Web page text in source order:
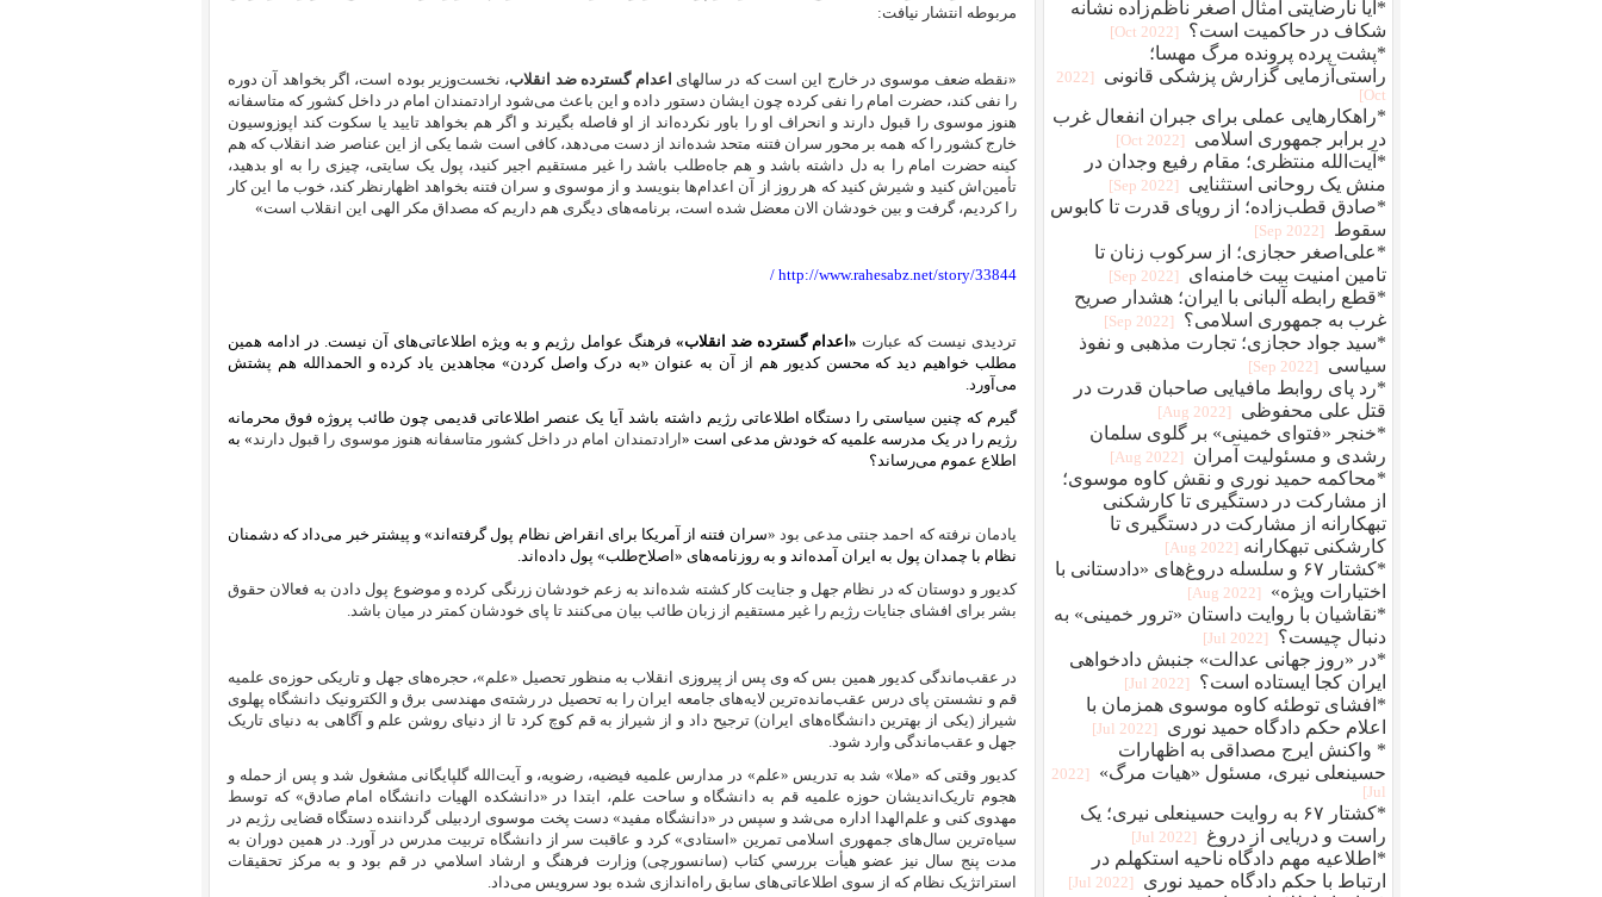
مربوطه انتشار نیافت:
«نقطه ضعف موسوی در خارج این است که در سالهای اعدام گسترده ضد انقلاب، نخست‌وزیر بوده است، اگر بخواهد آن دوره
را نفی کند، حضرت امام را نفی کرده چون ایشان دستور داده و این باعث می‌شود ارادتمندان امام در داخل کشور که متاسفانه
هنوز موسوی را قبول دارند و انحراف او را باور نکرده‌اند از او فاصله بگیرند و اگر هم بخواهد تایید یا سکوت کند اپوزوسیون
خارج کشور را که همه بر محور سران فتنه متحد شده‌اند از دست می‌دهد، کافی است شما یکی از این عناصر ضد انقلاب که هم
کینه حضرت امام را به دل داشته باشد و هم جاه‌طلب باشد را غیر مستقیم اجیر کنید، پول یک‌ سایتی، چیزی را به او بدهید،
تأمین‌اش کنید و شیرش کنید که هر روز از آن اعدام‌ها بنویسد و از موسوی و سران فتنه بخواهد اظهارنظر کند، خوب ما این کار
را کردیم، گرفت و بین خودشان الان معضل شده است، برنامه‌های دیگری هم داریم که مصداق مکر الهی این انقلاب است»
http://www.rahesabz.net/story/33844
/
تردیدی نیست که عبارت «اعدام گسترده ضد‌ انقلاب» فرهنگ عوامل رژیم و به ویژه اطلاعاتی‌های آن نیست. در ادامه همین
مطلب خواهیم دید که محسن کدیور هم از آن به عنوان «به درک واصل کردن» مجاهدین یاد کرده و الحمد‌الله هم پشتش
می‌آورد.
گیرم که چنین سیاستی را دستگاه اطلاعاتی رژیم داشته باشد آیا یک عنصر اطلاعاتی قدیمی چون طائب پروژه فوق محرمانه
رژیم را در یک مدرسه علمیه که خودش مدعی است « ارادتمندان امام در داخل کشور متاسفانه هنوز موسوی را قبول دارند» به
اطلاع عموم می‌رساند؟
یادمان نرفته که احمد جنتی مدعی بود «سران فتنه از آمریکا برای انقراض نظام پول گرفته‌اند» و پیشتر خبر می‌داد که دشمنان
نظام با چمدان پول به ایران آمده‌اند و به روزنامه‌های «اصلاح‌طلب» پول داده‌اند.
کدیور و دوستان که در نظام جهل و جنایت کار کشته شده‌اند به زعم خودشان زرنگی کرده و موضوع پول دادن به فعالان حقوق
بشر برای افشای جنایات رژیم را غیر مستقیم از زبان طائب بیان می‌کنند تا پای خودشان کمتر در میان باشد.
در عقب‌ماندگی کدیور همین بس که وی پس از پیروزی انقلاب به منظور تحصیل «علم»، حجره‌های جهل و تاریکی حوزه‌ی علمیه
قم و نشستن پای درس عقب‌مانده‌ترین لایه‌های جامعه ایران را به تحصیل در رشته‌ی مهندسی برق و الکترونیک دانشگاه پهلوی
شیراز (یکی از بهترین دانشگاه‌های ایران) ترجیح داد و از شیراز به قم کوچ کرد تا از دنیای روشن علم و آگاهی به دنیای تاریک
جهل و عقب‌ماندگی وارد شود.
کدیور وقتی که «ملا» شد به تدریس «علم» در مدارس علمیه فیضیه، رضویه، و آیت‌الله گلپایگانی مشغول شدو پس از حمله و
هجوم تاریک‌اندیشان حوزه علمیه قم به دانشگاه‌ و ساحت علم، ابتدا در «دانشکده الهیات دانشگاه امام صادق» که توسط
مهدوی کنی و علم‌الهدا اداره می‌شد و سپس در «دانشگاه مفید» دست پخت موسوی اردبیلی گرداننده دستگاه قضایی رژیم در
سیاه‌ترین سال‌های جمهوری اسلامی تمرین «استادی» کرد و عاقبت سر از دانشگاه تربیت مدرس در آورد. در همین دوران به
مدت پنج سال نیز عضو هيأت بررسي كتاب (سانسورچی) وزارت فرهنگ و ارشاد اسلامي در قم بود و به مرکز تحقیقات
استراتژیک نظام که از سوی اطلاعاتی‌های سابق راه‌اندازی شده بود سرویس می‌داد.
*آیا نارضایتی امثال اصغر ناظم‌زاده نشانه
شکاف در حاکمیت است؟
[2022 Oct]
*پشت پرده پرونده مرگ مهسا؛
راستی‌آزمایی گزارش پزشکی قانونی
[2022
Oct]
*راهکارهایی عملی برای جبران انفعال غرب
در برابر جمهوری اسلامی
[2022 Oct]
*آیت‌الله منتظری؛ مقام رفیع وجدان در
منش یک روحانی استثنایی
[2022 Sep]
*صادق قطب‌زاده؛ از رویای قدرت تا کابوس
سقوط
[2022 Sep]
*علی‌اصغر حجازی؛ از سرکوب زنان تا
تامین امنیت بیت خامنه‌ای
[2022 Sep]
*قطع رابطه آلبانی با ایران؛ هشدار صریح
غرب به جمهوری اسلامی؟
[2022 Sep]
*سید جواد حجازی؛ تجارت مذهبی و نفوذ
سیاسی
[2022 Sep]
*رد پای روابط مافيایی صاحبان قدرت در
قتل علی محفوظی
[2022 Aug]
*خنجر «فتوای خمینی» بر گلوی سلمان
رشدی و مسئولیت آمران
[2022 Aug]
*محاکمه حمید نوری و نقش کاوه موسوی؛
از مشارکت در دستگیری تا کارشکنی
تبهکارانه از مشارکت در دستگیری تا
کارشکنی تبهکارانه [2022 Aug]
*کشتار ۶۷ و سلسله دروغ‌های «دادستانی با
اختیارات ویژه»
[2022 Aug]
*نقاشیان با روایت داستان «ترور خمینی» به
دنبال چیست؟
[2022 Jul]
*در «روز جهانی عدالت» جنبش دادخواهی
ایران کجا ایستاده است؟
[2022 Jul]
*افشای توطئه کاوه موسوی همزمان با
اعلام حکم دادگاه حمید نوری
[2022 Jul]
* واکنش ایرج مصداقی به اظهارات
حسینعلی نیری، مسئول «هیات مرگ»
[2022
Jul]
*کشتار ۶۷ به روایت حسینعلی نیری؛ یک
راست و دریایی از دروغ
[2022 Jul]
*اطلاعیه مهم دادگاه ناحیه استکهلم در
ارتباط با حکم دادگاه حمید نوری
[2022 Jul]